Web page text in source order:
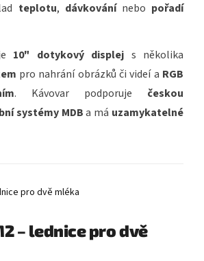
teplotu, dávkovánínebo pořadí
10" dotykový displej s několika
pro nahrání obrázků či videí a RGB
. Kávovar podporuje českou
systémy MDBa má uzamykatelné
– lednice pro dvě